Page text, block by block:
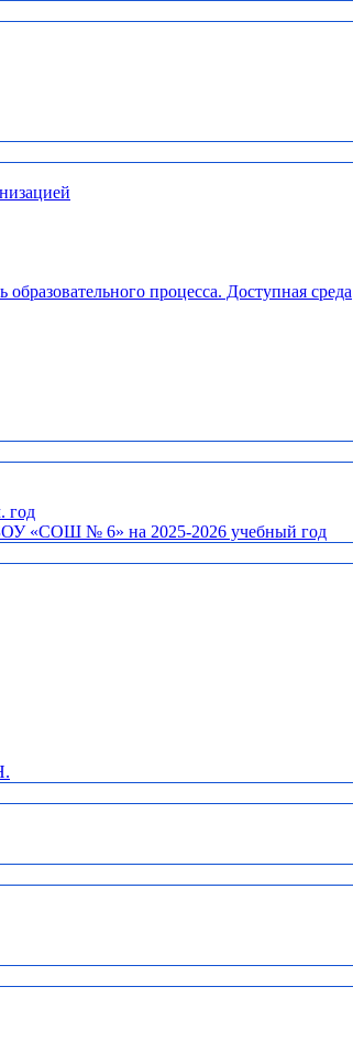
процесса. Доступная среда
год
«СОШ № 6» на 2025-2026 учебный год